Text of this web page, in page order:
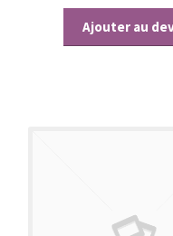
Ajouter au